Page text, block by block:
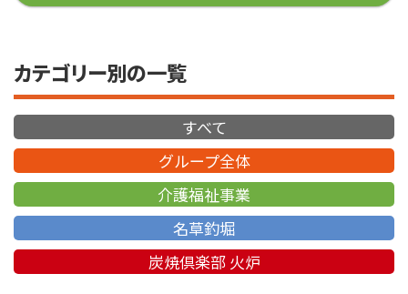
ラー来訪』
カテゴリー別の一覧
すべて
グループ全体
介護福祉事業
名草釣堀
炭焼倶楽部 火炉